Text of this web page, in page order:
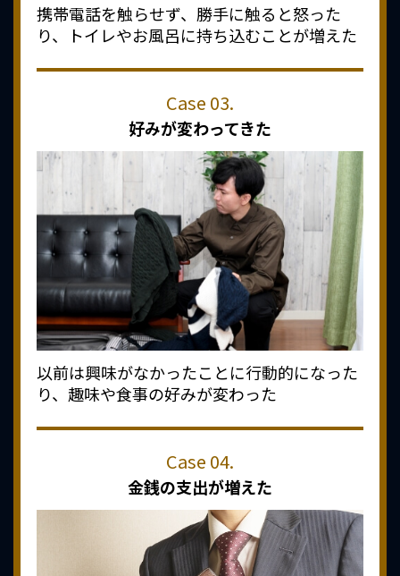
携帯電話を触らせず、勝手に触ると怒った
り、トイレやお風呂に持ち込むことが増えた
好みが変わってきた
以前は興味がなかったことに行動的になった
り、趣味や食事の好みが変わった
金銭の支出が増えた